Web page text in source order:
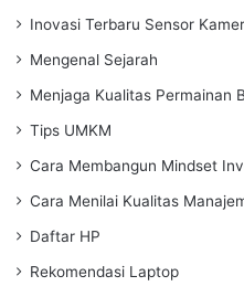
Inovasi Terbaru Sensor
Mengenal Sejarah
Menjaga Kualitas Permainan
Tips UMKM
Cara Membangun Mindset
Cara Menilai Kualitas
Daftar HP
Rekomendasi Laptop